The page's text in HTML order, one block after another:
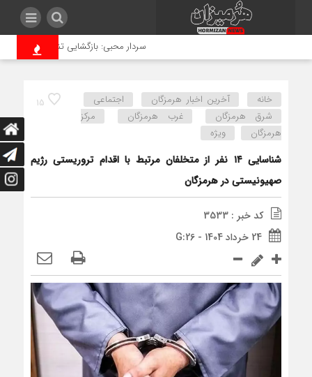
سردار محبی: بازگشایی تنگه‌ هرمز فقط
15 خانه آخرین اخبار هرمزگان
اجتماعی
شرق هرمزگان
غرب هرمزگان
مرکز
هرمزگان
ویژه
شناسایی ۱۴ نفر از متخلفان مرتبط با اقدام تروریستی رژیم
صهیونیستی در هرمزگان
کد خبر : 3533
24 خرداد 1404 - G:26